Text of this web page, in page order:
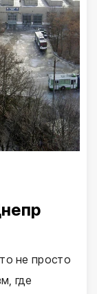
не просто
где